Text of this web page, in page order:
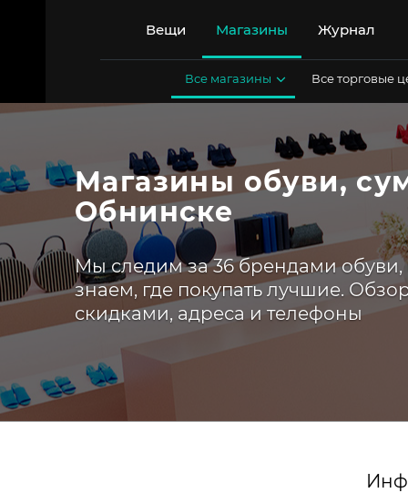
Вещи Магазины Журнал
Все магазины Все торговые
Магазины обуви,
Обнинске
Мы следим за 36 брендами обуви,
знаем, где покупать лучшие.
скидками, адреса и телефоны